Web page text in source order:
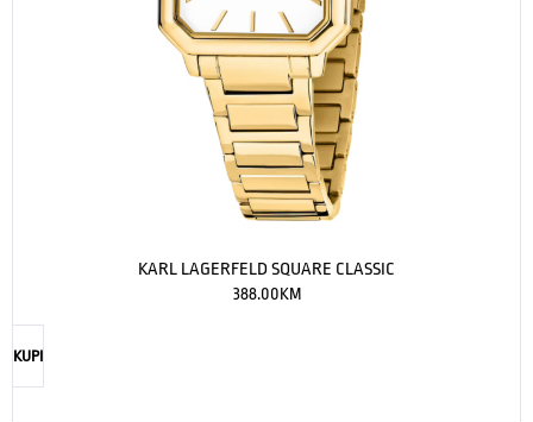
KARL LAGERFELD SQUARE CLASSIC
388.00KM
KUPI